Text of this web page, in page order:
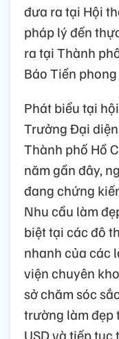
đưa ra tại Hội
pháp lý đến
ra tại Thành
Báo Tiền
Phát biểu tại
Trưởng Đại
Thành phố Hồ
năm gần đây,
đang chứng
Nhu cầu làm
biệt tại các đô
nhanh của các
viện chuyên
sở chăm sóc
trường làm đẹp
USD và tiếp